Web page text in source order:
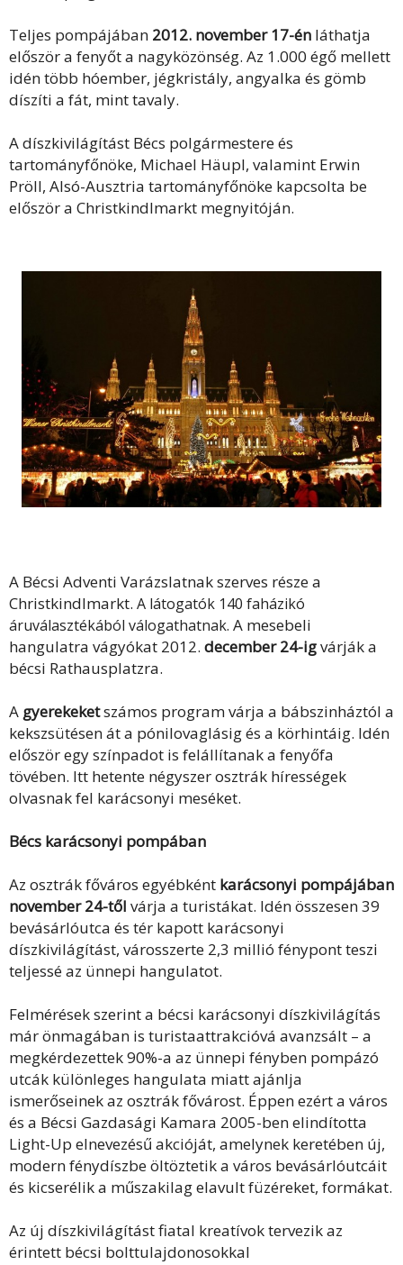
Teljes pompájában 2012. november 17-én láthatja
először a fenyőt a nagyközönség. Az 1.000 égő mellett
idén több hóember, jégkristály, angyalka és gömb
díszíti a fát, mint tavaly.
A díszkivilágítást Bécs polgármestere és
tartományfőnöke, Michael Häupl, valamint Erwin
Pröll, Alsó-Ausztria tartományfőnöke kapcsolta be
először a Christkindlmarkt megnyitóján.
A Bécsi Adventi Varázslatnak szerves része a
Christkindlmarkt. A látogatók 140 faházikó
áruválasztékából válogathatnak. A mesebeli
hangulatra vágyókat 2012. december 24-igvárják a
bécsi Rathausplatzra.
A gyerekeketszámos program várja a bábszinháztól a
kekszsütésen át a pónilovaglásig és a körhintáig. Idén
először egy színpadot is felállítanak a fenyőfa
tövében. Itt hetente négyszer osztrák hírességek
olvasnak fel karácsonyi meséket.
Bécs karácsonyi pompában
Az osztrák főváros egyébként karácsonyi pompájában
november 24-től várja a turistákat. Idén összesen 39
bevásárlóutca és tér kapott karácsonyi
díszkivilágítást, városszerte 2,3 millió fénypont teszi
teljessé az ünnepi hangulatot.
Felmérések szerint a bécsi karácsonyi díszkivilágítás
már önmagában is turistaattrakcióvá avanzsált – a
megkérdezettek 90%-a az ünnepi fényben pompázó
utcák különleges hangulata miatt ajánlja
ismerőseinek az osztrák fővárost. Éppen ezért a város
és a Bécsi Gazdasági Kamara 2005-ben elindította
Light-Up elnevezésű akcióját, amelynek keretében új,
modern fénydíszbe öltöztetik a város bevásárlóutcáit
és kicserélik a műszakilag elavult füzéreket, formákat.
Az új díszkivilágítást fiatal kreatívok tervezik az
érintett bécsi bolttulajdonosokkal